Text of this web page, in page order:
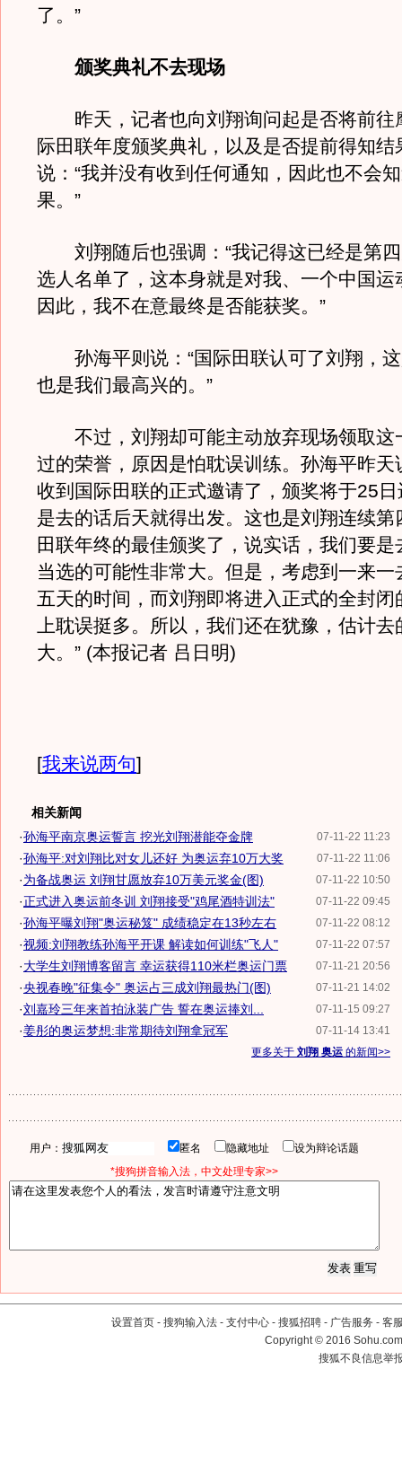
了。”
颁奖典礼不去现场
昨天，记者也向刘翔询问起是否将前往
际田联年度颁奖典礼，以及是否提前得知结
说：“我并没有收到任何通知，因此也不会
果。”
刘翔随后也强调：“我记得这已经是第四
选人名单了，这本身就是对我、一个中国运
因此，我不在意最终是否能获奖。”
孙海平则说：“国际田联认可了刘翔，这
也是我们最高兴的。”
不过，刘翔却可能主动放弃现场领取这
过的荣誉，原因是怕耽误训练。孙海平昨天
收到国际田联的正式邀请了，颁奖将于25
是去的话后天就得出发。这也是刘翔连续第
田联年终的最佳颁奖了，说实话，我们要是
当选的可能性非常大。但是，考虑到一来一
五天的时间，而刘翔即将进入正式的全封闭
上耽误挺多。所以，我们还在犹豫，估计去
大。” (本报记者 吕日明)
[我来说两句]
相关新闻
07-11-22 11:23
·孙海平南京奥运誓言 挖光刘翔潜能夺金牌
07-11-22 11:06
·孙海平:对刘翔比对女儿还好 为奥运弃10万大奖
07-11-22 10:50
·为备战奥运 刘翔甘愿放弃10万美元奖金(图)
07-11-22 09:45
·正式进入奥运前冬训 刘翔接受"鸡尾酒特训法"
07-11-22 08:12
·孙海平曝刘翔"奥运秘笈" 成绩稳定在13秒左右
07-11-22 07:57
·视频:刘翔教练孙海平开课 解读如何训练"飞人"
07-11-21 20:56
·大学生刘翔博客留言 幸运获得110米栏奥运门票
07-11-21 14:02
·央视春晚"征集令" 奥运占三成刘翔最热门(图)
07-11-15 09:27
·刘嘉玲三年来首拍泳装广告 誓在奥运捧刘...
07-11-14 13:41
·姜彤的奥运梦想:非常期待刘翔拿冠军
更多关于 刘翔 奥运 的新闻>>
用户： 匿名 隐藏地址
设为辩论话题
*搜狗拼音输入法，中文处理专家>>
设置首页 - 搜狗输入法 - 支付中心 - 搜狐招聘 - 广告服务 - 客
Copyright©2016
搜狐不良信息举